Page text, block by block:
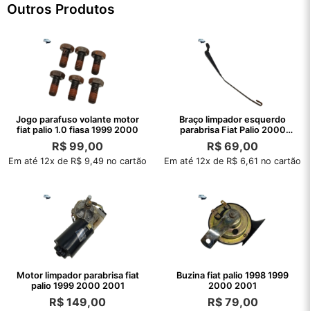
Outros Produtos
Jogo parafuso volante motor
fiat palio 1.0 fiasa 1999 2000
R$ 99,00
Em até 12x de R$ 9,49 no cartão
Braço limpador esquerdo
parabrisa Fiat Palio 2000
1999 1998
R$ 69,00
Em até 12x de R$ 6,61 no cartão
Motor limpador parabrisa fiat
palio 1999 2000 2001
R$ 149,00
Buzina fiat palio 1998 1999
2000 2001
R$79,00